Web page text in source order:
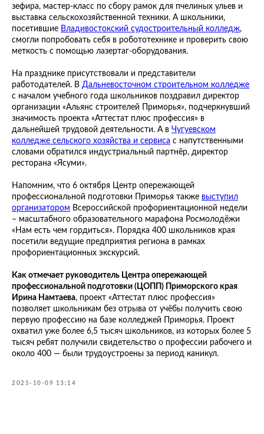
зефира, мастер-класс по сбору рамок для пчелиных ульев и
выставка сельскохозяйственной техники. А школьники,
посетившие Владивостокский судостроительный колледж,
смогли попробовать себя в робототехнике и проверить свою
меткость с помощью лазертаг-оборудования.
На празднике присутствовали и представители
работодателей. В Дальневосточном строительном колледже
с началом учебного года школьников поздравил директор
организации «Альянс строителей Приморья», подчеркнувший
значимость проекта «Аттестат плюс профессия» в
дальнейшей трудовой деятельности. А в Чугуевском
колледже сельского хозяйства и сервиса с напутственными
словами обратился индустриальный партнёр, директор
ресторана «Ясуми».
Напомним, что 6 октября Центр опережающей
профессиональной подготовки Приморья также выступил
организатором Всероссийской профориентационной недели
– масштабного образовательного марафона Росмолодёжи
«Нам есть чем гордиться». Порядка 400 школьников края
посетили ведущие предприятия региона в рамках
профориентационных экскурсий.
Как отмечает руководитель Центра опережающей
профессиональной подготовки (ЦОПП) Приморского края
Ирина Намтаева, проект «Аттестат плюс профессия»
позволяет школьникам без отрыва от учёбы получить свою
первую профессию на базе колледжей Приморья. Проект
охватил уже более 6,5 тысяч школьников, из которых более 5
тысяч ребят получили свидетельство о профессии рабочего и
около 400 — были трудоустроены за период каникул.
2025-10-09 13:14